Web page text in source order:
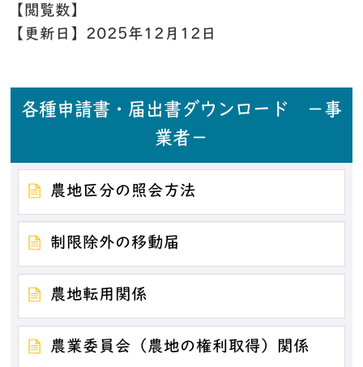
【閲覧数】
【更新日】 2025年12月12日
各種申請書・届出書ダウンロード －事
業者－
農地区分の照会方法
制限除外の移動届
農地転用関係
農業委員会（農地の権利取得）関係